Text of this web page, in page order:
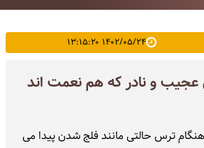
۱۴۰۲/۰۵/۲۴ ۱۳:۱۵:۲۰
عجیب و نادر که هم نعمت اند
هنگام ترس حالتی مانند فلج شدن پیدا می